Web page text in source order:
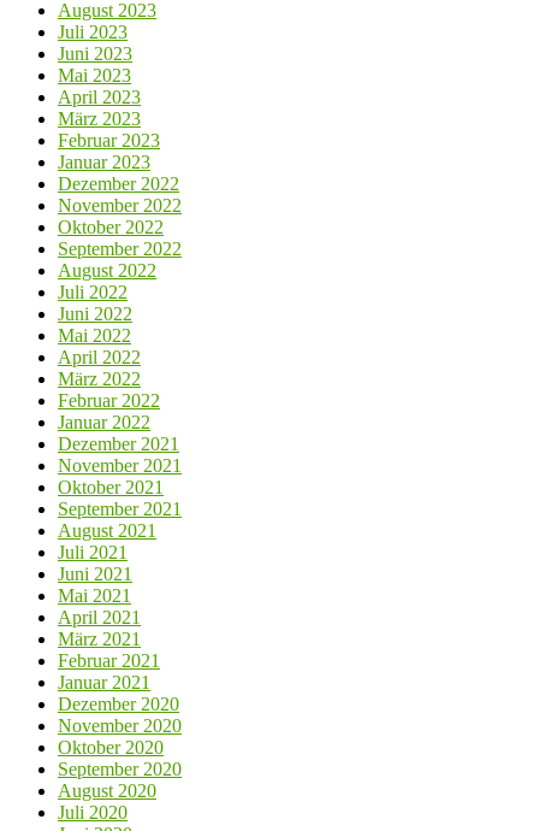
August 2023
Juli 2023
Juni 2023
Mai 2023
April 2023
März 2023
Februar 2023
Januar 2023
Dezember 2022
November 2022
Oktober 2022
September 2022
August 2022
Juli 2022
Juni 2022
Mai 2022
April 2022
März 2022
Februar 2022
Januar 2022
Dezember 2021
November 2021
Oktober 2021
September 2021
August 2021
Juli 2021
Juni 2021
Mai 2021
April 2021
März 2021
Februar 2021
Januar 2021
Dezember 2020
November 2020
Oktober 2020
September 2020
August 2020
Juli 2020